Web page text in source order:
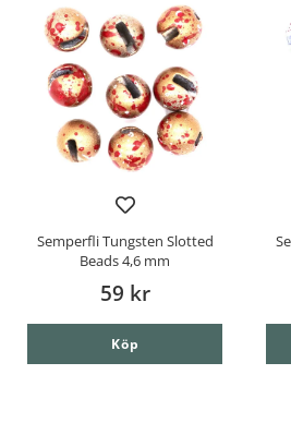
Semperfli Tungsten Slotted
Beads 4,6 mm
59 kr
Köp